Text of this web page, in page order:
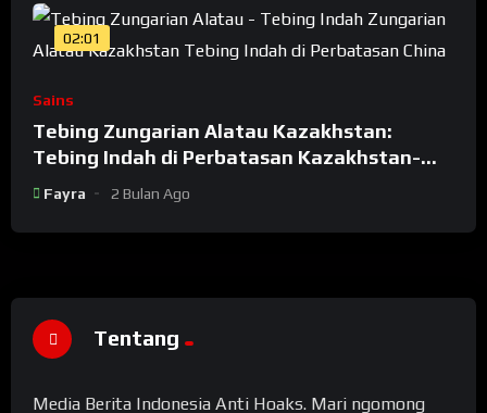
02:01
Sains
Tebing Zungarian Alatau Kazakhstan:
Tebing Indah di Perbatasan Kazakhstan-
China
Fayra 2 Bulan Ago
Tentang
Media Berita Indonesia Anti Hoaks. Mari ngomong